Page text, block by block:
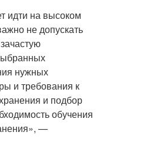
идти на высоком
не допускать
нужных
и требования к
и подбор
обучения
—